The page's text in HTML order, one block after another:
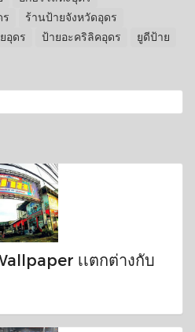
ร
ร้านป้ายจังหวัดอุดร
อุดร ป้ายอะคริลิคอุดร ยูดีป้าย
เเตกต่างกับ